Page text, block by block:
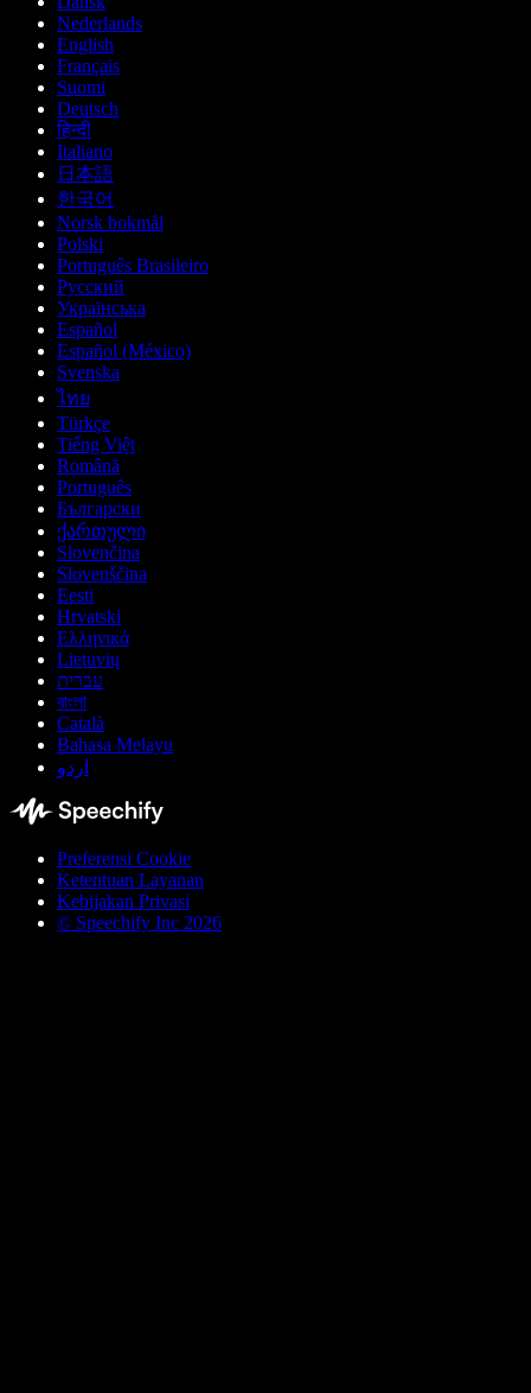
Nederlands
English
Français
Suomi
Deutsch
हिन्दी
Italiano
日本語
한국어
Norsk bokmål
Polski
Português Brasileiro
Русский
Українська
Español
Español (México)
Svenska
ไทย
Türkçe
Tiếng Việt
Română
Português
Български
ქართული
Slovenčina
Slovenščina
Eesti
Hrvatski
Ελληνικά
Lietuvių
עברית
বাংলা
Català
Bahasa Melayu
اردو
Preferensi Cookie
Ketentuan Layanan
Kebijakan Privasi
© Speechify Inc 2026